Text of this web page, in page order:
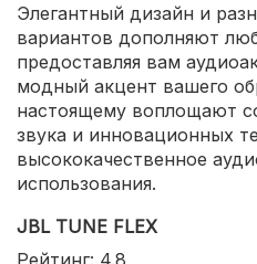
Элегантный дизайн и
вариантов дополняют
предоставляя вам
модный акцент вашего
настоящему воплощают
звука и инновационных
высококачественное
использования.
JBL TUNE FLEX
Рейтинг: 4.8